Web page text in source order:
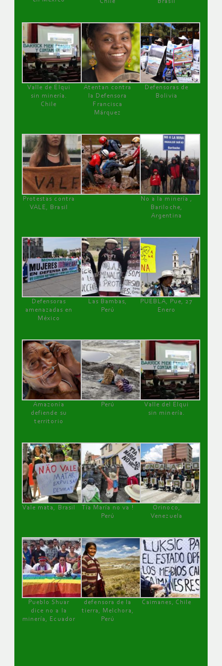
Valle de Elqui
sin minería.
Chile
Atentan contra
la Defensora
Francisca
Márquez
Defensoras de
Bolivia
Protestas contra
VALE, Brasil
No a la minería ,
Bariloche,
Argentina
Defensoras
amenazadas en
México
Las Bambas,
Perú
PUEBLA, Pue, 27
Enero
Amazonía
defiende su
territorio
Perú
Valle del Elqui
sin minería.
Vale mata, Brasil
Tía María no va !
Perú
Orinoco,
Venezuela
Pueblo Shuar
dice no a la
minería, Ecuador
defensora de la
tierra, Melchora,
Perú
Caimanes, Chile